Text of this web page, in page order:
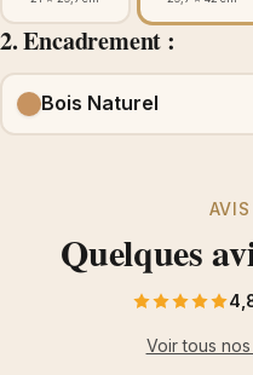
2. Encadrement :
Bois Naturel
AVIS
Quelques
Voir tous